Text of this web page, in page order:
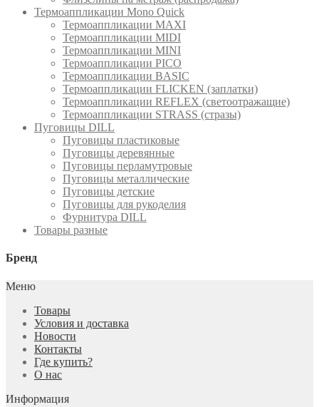
Термоаппликации Mono Quick
Термоаппликации MAXI
Термоаппликации MIDI
Термоаппликации MINI
Термоаппликации PICO
Термоаппликации BASIC
Термоаппликации FLICKEN (заплатки)
Термоаппликации REFLEX (светоотражащие)
Термоаппликации STRASS (стразы)
Пуговицы DILL
Пуговицы пластиковые
Пуговицы деревянные
Пуговицы перламутровые
Пуговицы металлические
Пуговицы детские
Пуговицы для рукоделия
Фурнитура DILL
Товары разные
Бренд
Меню
Товары
Условия и доставка
Новости
Контакты
Где купить?
О нас
Информация